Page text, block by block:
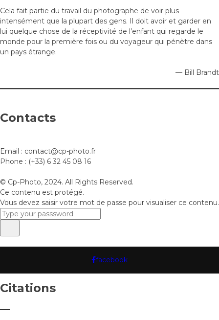
Cela fait partie du travail du photographe de voir plus
intensément que la plupart des gens. Il doit avoir et garder en
lui quelque chose de la réceptivité de l’enfant qui regarde le
monde pour la première fois ou du voyageur qui pénètre dans
un pays étrange.
— Bill Brandt
Contacts
Email : contact@cp-photo.fr
Phone : (+33) 6 32 45 08 16
© Cp-Photo, 2024. All Rights Reserved.
Ce contenu est protégé.
Vous devez saisir votre mot de passe pour visualiser ce contenu.
facebook
Citations